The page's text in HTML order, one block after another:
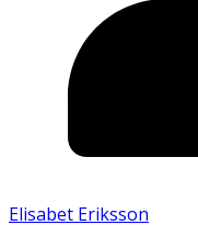
Elisabet Eriksson